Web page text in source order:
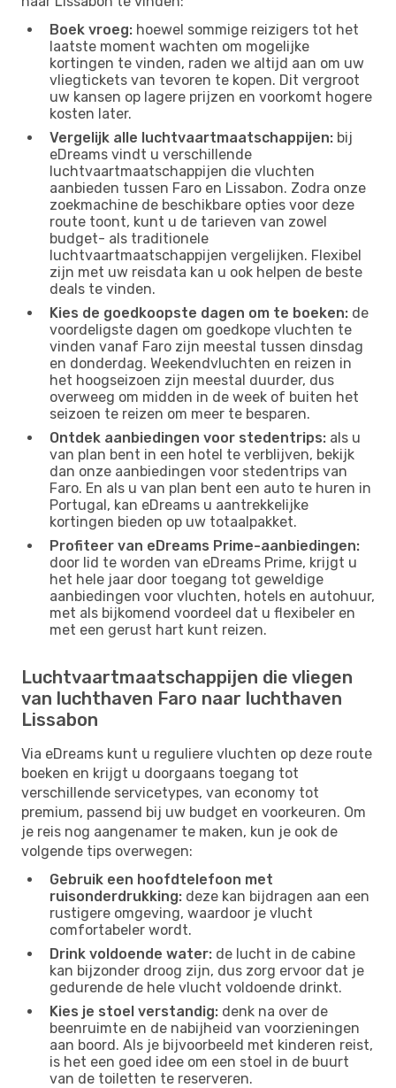
Boek vroeg: hoewel sommige reizigers tot het
laatste moment wachten om mogelijke
kortingen te vinden, raden we altijd aan om uw
vliegtickets van tevoren te kopen. Dit vergroot
uw kansen op lagere prijzen en voorkomt hogere
kosten later.
Vergelijk alle luchtvaartmaatschappijen: bij
eDreams vindt u verschillende
luchtvaartmaatschappijen die vluchten
aanbieden tussen Faro en Lissabon. Zodra onze
zoekmachine de beschikbare opties voor deze
route toont, kunt u de tarieven van zowel
budget- als traditionele
luchtvaartmaatschappijen vergelijken. Flexibel
zijn met uw reisdata kan u ook helpen de beste
deals te vinden.
Kies de goedkoopste dagen om te boeken: de
voordeligste dagen om goedkope vluchten te
vinden vanaf Faro zijn meestal tussen dinsdag
en donderdag. Weekendvluchten en reizen in
het hoogseizoen zijn meestal duurder, dus
overweeg om midden in de week of buiten het
seizoen te reizen om meer te besparen.
Ontdek aanbiedingen voor stedentrips: als u
van plan bent in een hotel te verblijven, bekijk
dan onze aanbiedingen voor stedentrips van
Faro. En als u van plan bent een auto te huren in
Portugal, kan eDreams u aantrekkelijke
kortingen bieden op uw totaalpakket.
Profiteer van eDreams Prime-aanbiedingen:
door lid te worden van eDreams Prime, krijgt u
het hele jaar door toegang tot geweldige
aanbiedingen voor vluchten, hotels en autohuur,
met als bijkomend voordeel dat u flexibeler en
met een gerust hart kunt reizen.
Luchtvaartmaatschappijen die vliegen
van luchthaven Faro naar luchthaven
Lissabon
Via eDreams kunt u reguliere vluchten op deze route
boeken en krijgt u doorgaans toegang tot
verschillende servicetypes, van economy tot
premium, passend bij uw budget en voorkeuren. Om
je reis nog aangenamer te maken, kun je ook de
volgende tips overwegen:
Gebruik een hoofdtelefoon met
ruisonderdrukking: deze kan bijdragen aan een
rustigere omgeving, waardoor je vlucht
comfortabeler wordt.
Drink voldoende water: de lucht in de cabine
kan bijzonder droog zijn, dus zorg ervoor dat je
gedurende de hele vlucht voldoende drinkt.
Kies je stoel verstandig: denk na over de
beenruimte en de nabijheid van voorzieningen
aan boord. Als je bijvoorbeeld met kinderen reist,
is het een goed idee om een ​​stoel in de buurt
van de toiletten te reserveren.